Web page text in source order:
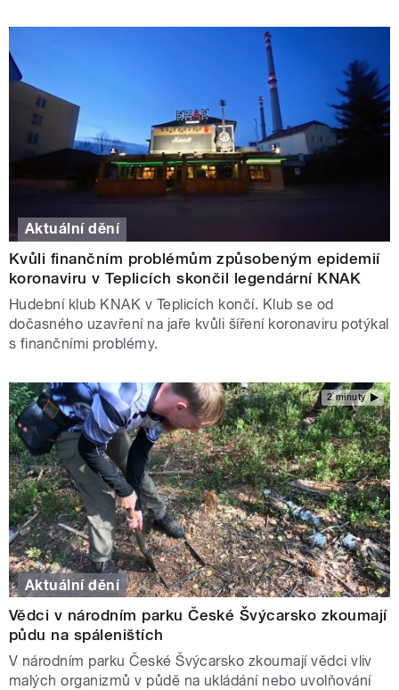
Aktuální dění
Kvůli finančním problémům způsobeným epidemií
koronaviru v Teplicích skončil legendární KNAK
Hudební klub KNAK v Teplicích končí. Klub se od
dočasného uzavření na jaře kvůli šíření koronaviru potýkal
s finančními problémy.
2 minuty
Aktuální dění
Vědci v národním parku České Švýcarsko zkoumají
půdu na spáleništích
V národním parku České Švýcarsko zkoumají vědci vliv
malých organizmů v půdě na ukládání nebo uvolňování